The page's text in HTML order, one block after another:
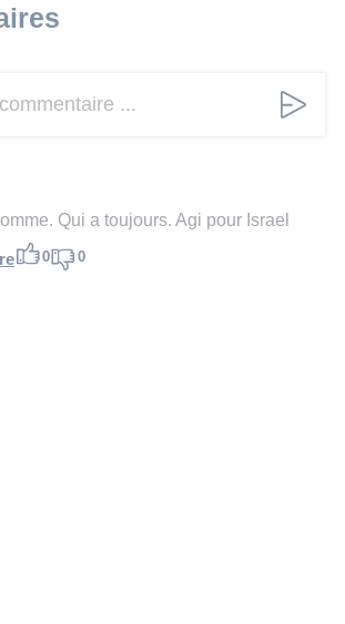
...
Qui a toujours. Agi pour Israel
0 0